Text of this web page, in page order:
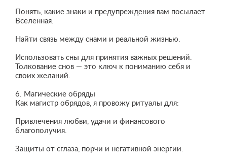
Понять, какие знаки и предупреждения вам посылает
Вселенная.
Найти связь между снами и реальной жизнью.
Использовать сны для принятия важных решений.
Толкование снов — это ключ к пониманию себя и
своих желаний.
6. Магические обряды
Как магистр обрядов, я провожу ритуалы для:
Привлечения любви, удачи и финансового
благополучия.
Защиты от сглаза, порчи и негативной энергии.